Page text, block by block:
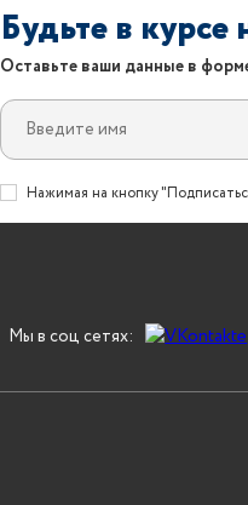
Будьте в
Оставьте ваши данные в
Нажимая на кнопку
Мы в соц сетях: